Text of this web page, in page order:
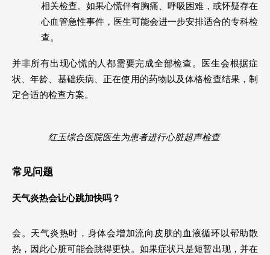
相关检查。如果心慌伴有胸痛、呼吸困难，或怀疑存在
心血管急性事件，医生可能会进一步安排适合的专科检
查。
并非所有出现心慌的人都需要完成全部检查。医生会根据症
状、年龄、基础疾病、正在使用的药物以及体格检查结果，制
定合适的检查方案。
红玉综合医院医生为患者进行心脏超声检查
常见问题
天气炎热会让心跳加快吗？
会。天气炎热时，身体会增加流向皮肤的血液循环以帮助散
热，因此心脏可能会跳得更快。如果症状只是短暂出现，并在